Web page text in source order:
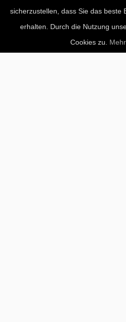
sicherzustellen, dass Sie das beste
erhalten. Durch die Nutzung
Cookies zu.